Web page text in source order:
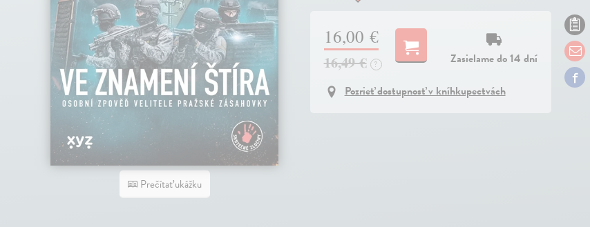
Prečítať ukážku
16,00 €
16,49 € ?
Zasielame do 14 dní
Pozrieť dostupnosť v kníhkupectvách